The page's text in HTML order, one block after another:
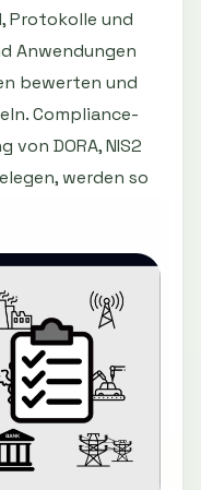
Protokolle und
Anwendungen
bewerten und
Compliance-
DORA, NIS2
werden so